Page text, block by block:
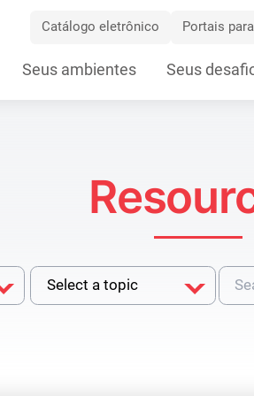
Catálogo eletrônico Portais
Navigation
Seus ambientes Seus
Filter
by